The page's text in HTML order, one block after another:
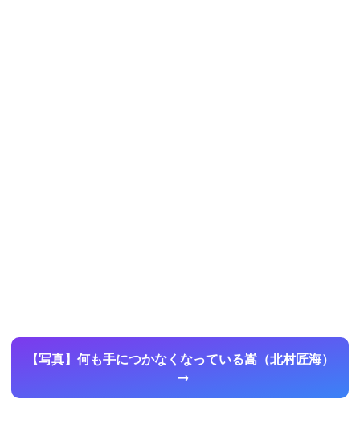
【写真】何も手につかなくなっている嵩（北村匠海）